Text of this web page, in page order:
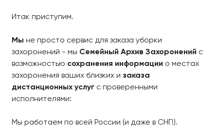
Итак приступим.
Мы не просто сервис для заказа уборки
захоронений - мы Семейный Архив Захоронений с
возможностью сохранения информации о местах
захоронения ваших близких и заказа
дистанционных услуг с проверенными
исполнителями:
Мы работаем по всей России (и даже в СНГ!).